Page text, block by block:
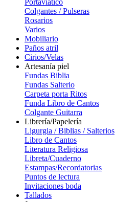
Portaviatico
Colgantes / Pulseras
Rosarios
Varios
Mobiliario
Paños atril
Cirios/Velas
Artesanía piel
Fundas Biblia
Fundas Salterio
Carpeta porta Ritos
Funda Libro de Cantos
Colgante Guitarra
Librería/Papelería
Ligurgia / Biblias / Salterios
Libro de Cantos
Literatura Religiosa
Libreta/Cuaderno
Estampas/Recordatorias
Puntos de lectura
Invitaciones boda
Tallados